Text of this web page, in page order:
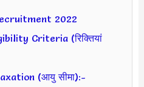
2022
Criteria (रिक्तियां
(आयु सीमा):-